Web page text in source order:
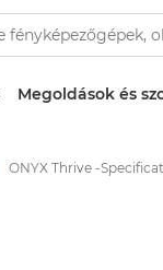
Megoldások és